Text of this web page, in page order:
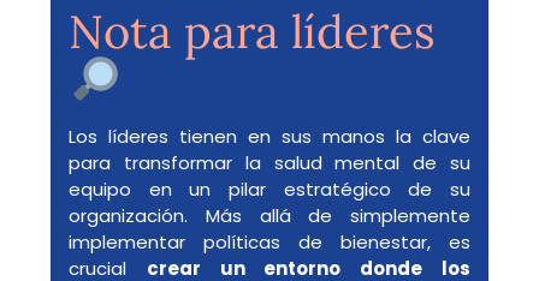
Nota para líderes
Los líderes tienen en sus manos la clave
para transformar la salud mental de su
equipo en un pilar estratégico de su
organización. Más allá de simplemente
implementar políticas de bienestar, es
crucial crear un entorno donde los